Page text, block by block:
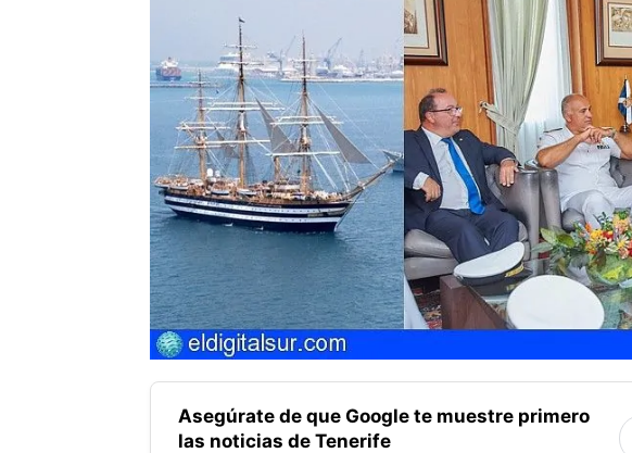
Asegúrate de que Google te muestre primero
las noticias de Tenerife